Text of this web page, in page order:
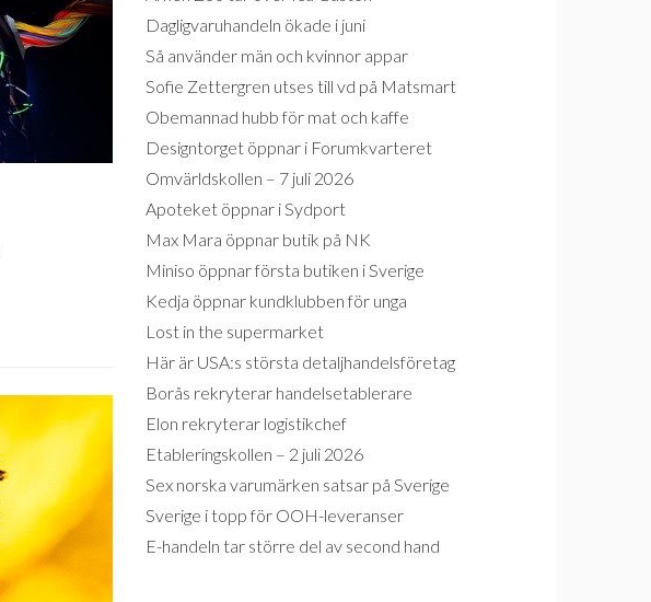
Dagligvaruhandeln ökade i juni
Så använder män och kvinnor appar
Sofie Zettergren utses till vd på Matsmart
Obemannad hubb för mat och kaffe
Designtorget öppnar i Forumkvarteret
Omvärldskollen – 7 juli 2026
Apoteket öppnar i Sydport
Max Mara öppnar butik på NK
Miniso öppnar första butiken i Sverige
Kedja öppnar kundklubben för unga
Lost in the supermarket
Här är USA:s största detaljhandelsföretag
Borås rekryterar handelsetablerare
Elon rekryterar logistikchef
Etableringskollen – 2 juli 2026
Sex norska varumärken satsar på Sverige
Sverige i topp för OOH-leveranser
E-handeln tar större del av second hand